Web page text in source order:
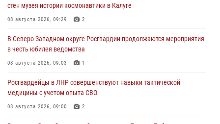
стен музея истории космонавтики в Калуге
08 августа 2026, 09:29 2
В Северо-Западном округе Росгвардии продолжаются мероприятия
в честь юбилея ведомства
08 августа 2026, 09:03 1
Росгвардейцы в ЛНР совершенствуют навыки тактической
медицины с учетом опыта СВО
08 августа 2026, 09:00 2